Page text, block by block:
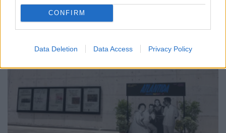
CONFIRM
Data Deletion Data Access Privacy Policy